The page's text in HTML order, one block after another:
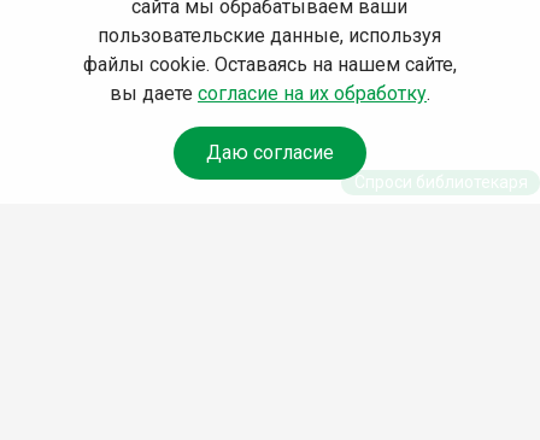
сайта мы обрабатываем ваши
пользовательские данные, используя
файлы cookie. Оставаясь на нашем сайте,
вы даете согласие на их обработку.
Даю согласие
Спроси библиотекаря